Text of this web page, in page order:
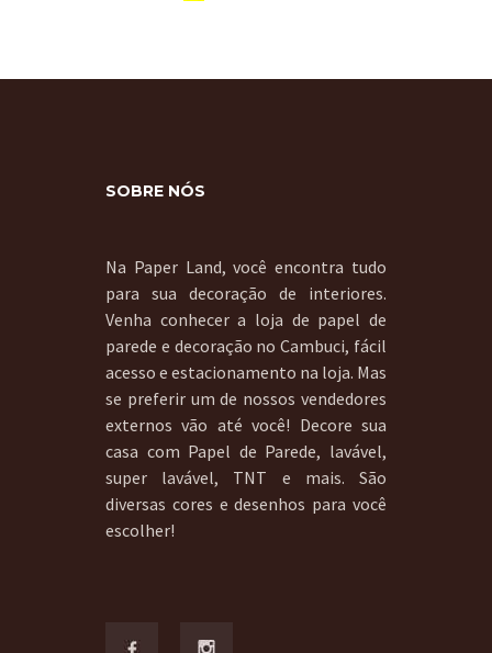
SOBRE NÓS
Na Paper Land, você encontra tudo
para sua decoração de interiores.
Venha conhecer a loja de papel de
parede e decoração no Cambuci, fácil
acesso e estacionamento na loja. Mas
se preferir um de nossos vendedores
externos vão até você! Decore sua
casa com Papel de Parede, lavável,
super lavável, TNT e mais. São
diversas cores e desenhos para você
escolher!